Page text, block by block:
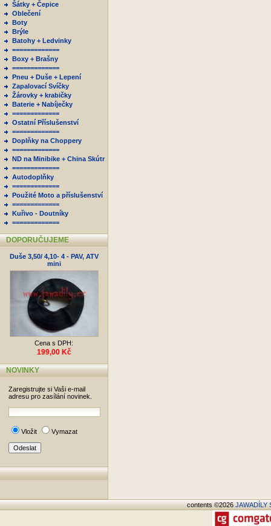
Šátky + Čepice
Oblečení
Boty
Brýle
Batohy + Ledvinky
=============
Boxy + Brašny
=============
Pneu + Duše + Lepení
Zapalovací Svíčky
Žárovky + krabičky
Baterie + Nabíječky
=============
Ostatní Příslušenství
=============
Doplňky na Choppery
=============
ND na Minibike + China Skútr
=============
Autodoplňky
=============
Použité Moto a příslušenství
=============
Kuřivo - Doutníky
=============
DOPORUČUJEME
Duše 3,50/ 4,10- 4 - PAV, ATV
mini
Cena s DPH:
199,00 Kč
NOVINKY
Zaregistrujte si Vaši e-mail
adresu pro zasílání novinek.
Vložit Vymazat
contents ©2026JAWADÍLY